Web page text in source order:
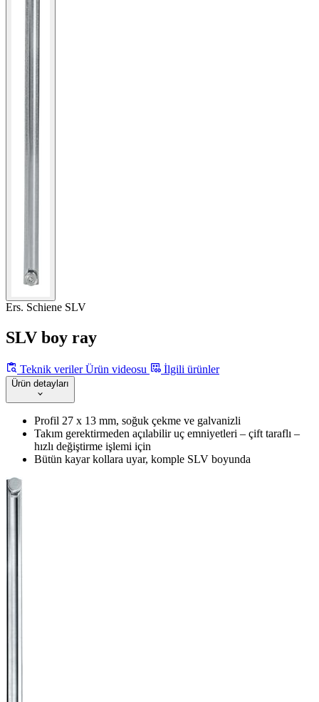
Ers. Schiene SLV
SLV boy ray
Teknik veriler Ürün videosu İlgili ürünler
Ürün detayları
Profil 27 x 13 mm, soğuk çekme ve galvanizli
Takım gerektirmeden açılabilir uç emniyetleri – çift taraflı –
hızlı değiştirme işlemi için
Bütün kayar kollara uyar, komple SLV boyunda